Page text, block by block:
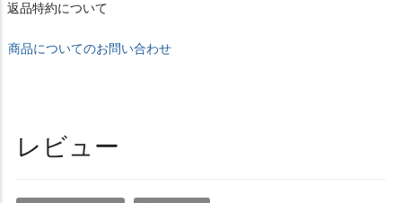
返品特約について
商品についてのお問い合わせ
レビュー